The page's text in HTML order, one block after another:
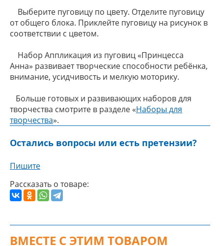
Выберите пуговицу по цвету. Отделите пуговицу
от общего блока. Приклейте пуговицу на рисунок в
соответствии с цветом.
Набор Аппликация из пуговиц «Принцесса
Анна» развивает творческие способности ребёнка,
внимание, усидчивость и мелкую моторику.
Больше готовых и развивающих наборов для
творчества смотрите в разделе «Наборы для
творчества».
Остались вопросы или есть претензии?
Пишите
Рассказать о товаре:
ВМЕСТЕ С ЭТИМ ТОВАРОМ